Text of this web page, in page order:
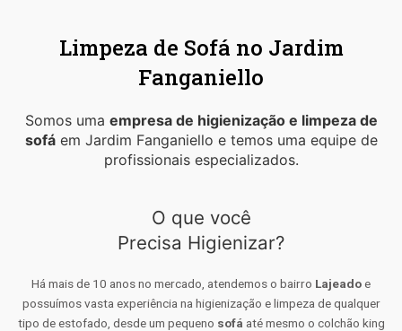
Limpeza de Sofá no Jardim
Fanganiello
Somos uma empresa de higienização e limpeza de
sofáem Jardim Fanganiello e temos uma equipe de
profissionais especializados.
O que você
Precisa Higienizar?
Há mais de 10 anos no mercado, atendemos o bairro Lajeadoe
possuímos vasta experiência na higienização e limpeza de qualquer
tipo de estofado, desde um pequeno sofá até mesmo o colchão king